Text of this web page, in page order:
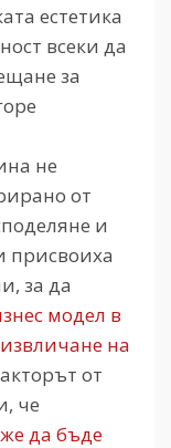
естетика
всеки да
за
не
от
и
присвоиха
за да
модел в
на
от
че
да бъде